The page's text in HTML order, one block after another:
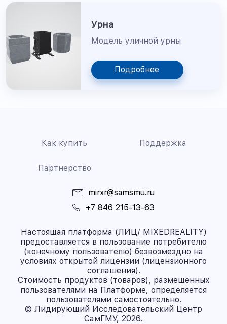
Урна
Модель уличной урны
Подробнее
Как купить Поддержка
Партнерство
mirxr@samsmu.ru
+7 846 215-13-63
Настоящая платформа (ЛИЦ/ MIXEDREALITY)
предоставляется в пользование потребителю
(конечному пользователю) безвозмездно на
условиях открытой лицензии (лицензионного
соглашения).
Стоимость продуктов (товаров), размещенных
пользователями на Платформе, определяется
пользователями самостоятельно.
© Лидирующий Исследовательский Центр
СамГМУ, 2026.